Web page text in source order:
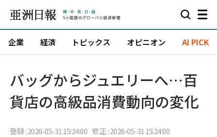
企業 経済 トピックス オピニオン AI PICK
バッグからジュエリーへ…百
貨店の高級品消費動向の変化
登録 : 2026-05-31 15:24:00 修正 : 2026-05-31 15:24:00